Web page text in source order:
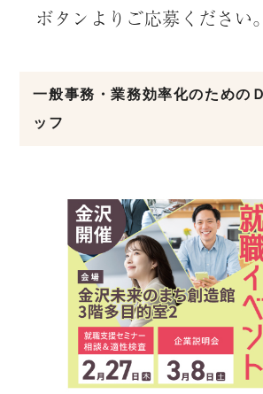
ボタンよりご応募ください。
一般事務・業務効率化のための
ッフ